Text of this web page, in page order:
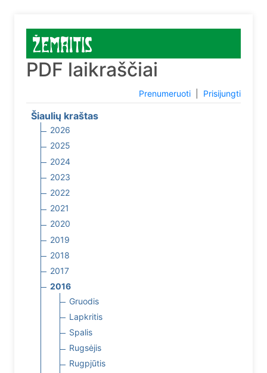
PDF laikraščiai
Prenumeruoti Prisijungti
Šiaulių kraštas
2026
2025
2024
2023
2022
2021
2020
2019
2018
2017
2016
Gruodis
Lapkritis
Spalis
Rugsėjis
Rugpjūtis